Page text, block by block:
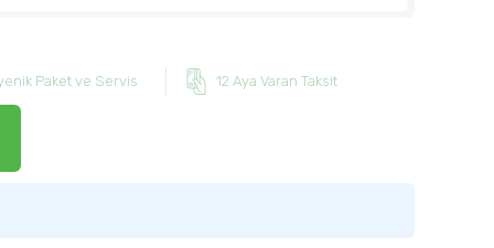
Paket ve Servis 12 Aya Varan Taksit